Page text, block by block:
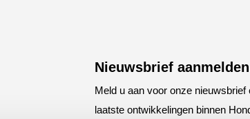
Nieuwsbrief aanmelden
Meld u aan voor onze
laatste ontwikkelingen binnen